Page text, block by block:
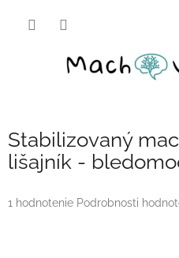
Stabilizovaný
lišajník -
Priemerné
1 hodnotenie Podrobnosti